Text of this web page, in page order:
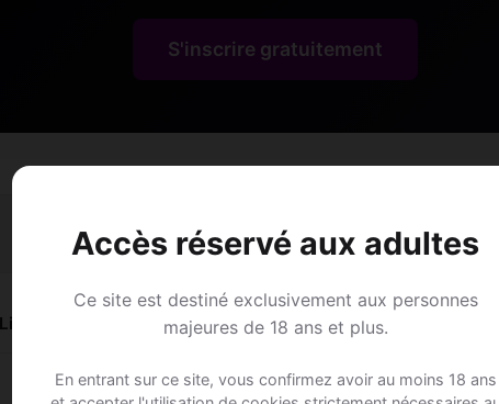
Accès réservé aux adultes
Ce site est destiné exclusivement aux personnes
majeures de 18 ans et plus.
En entrant sur ce site, vous confirmez avoir au moins 18 ans
S'inscrire gratuitement
?
Lieux de
📍 Restaurantss
Comeat